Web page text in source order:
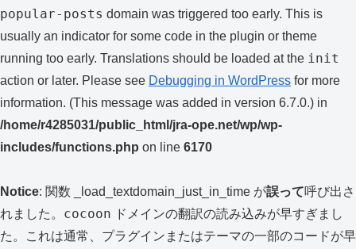
popular-posts domain was triggered too early. This is
usually an indicator for some code in the plugin or theme
running too early. Translations should be loaded at the init
action or later. Please see Debugging in WordPress for more
information. (This message was added in version 6.7.0.) in
/home/r4285031/public_html/jra-ope.net/wp/wp-
includes/functions.php on line 6170
Notice: 関数 _load_textdomain_just_in_time が誤って呼び出さ
れました。 cocoon ドメインの翻訳の読み込みが早すぎまし
た。これは通常、プラグインまたはテーマの一部のコードが早